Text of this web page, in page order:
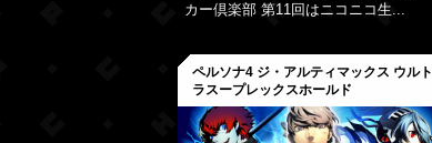
カー倶楽部 第11回はニコニコ生...
ペルソナ4 ジ・アルティマックス ウルト
ラスープレックスホールド